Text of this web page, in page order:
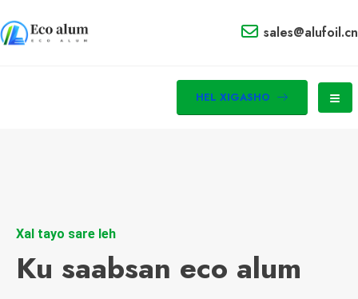
sales@alufoil.cn
HEL XIGASHO
Xal tayo sare leh
Ku saabsan eco alum